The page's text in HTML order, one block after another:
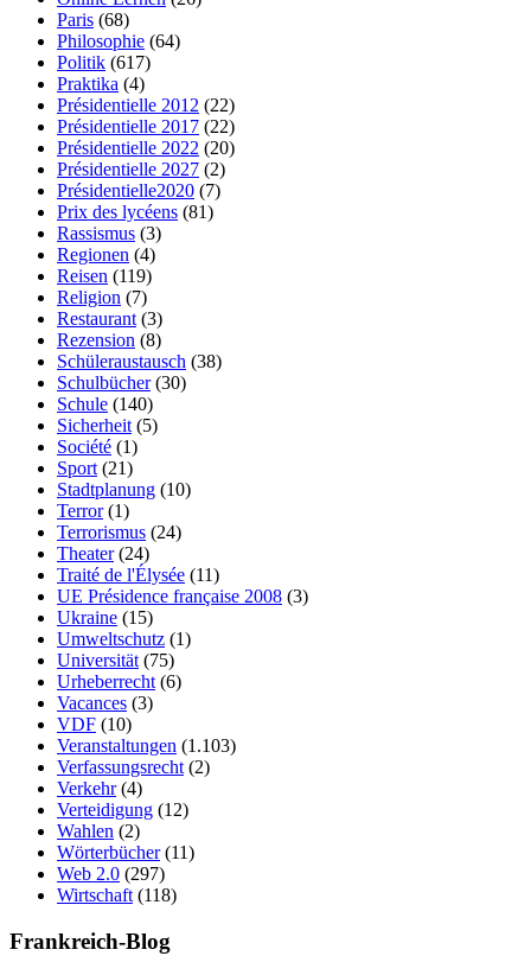
Paris (68)
Philosophie (64)
Politik (617)
Praktika (4)
Présidentielle 2012 (22)
Présidentielle 2017 (22)
Présidentielle 2022 (20)
Présidentielle 2027 (2)
Présidentielle2020 (7)
Prix des lycéens (81)
Rassismus (3)
Regionen (4)
Reisen (119)
Religion (7)
Restaurant (3)
Rezension (8)
Schüleraustausch (38)
Schulbücher(30)
Schule (140)
Sicherheit (5)
Société (1)
Sport (21)
Stadtplanung (10)
Terror(1)
Terrorismus (24)
Theater(24)
Traité de l'Élysée (11)
UE Présidence française 2008 (3)
Ukraine (15)
Umweltschutz (1)
Universität (75)
Urheberrecht (6)
Vacances (3)
VDF (10)
Veranstaltungen (1.103)
Verfassungsrecht (2)
Verkehr(4)
Verteidigung (12)
Wahlen (2)
Wörterbücher(11)
Web 2.0 (297)
Wirtschaft (118)
Frankreich-Blog